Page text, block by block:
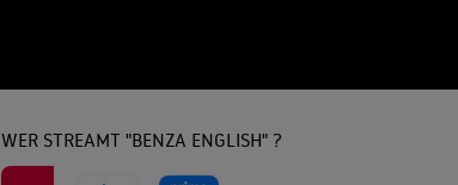
WER STREAMT "BENZA ENGLISH" ?